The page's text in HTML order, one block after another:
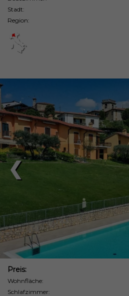
Stadt:
Region:
❮
Preis:
Wohnfläche:
Schlafzimmer: